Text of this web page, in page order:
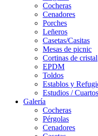
Cocheras
Cenadores
Porches
Leñeros
Casetas/Casitas
Mesas de picnic
Cortinas de cristal
EPDM
Toldos
Establos y
Estudios /
Galería
Cocheras
Pérgolas
Cenadores